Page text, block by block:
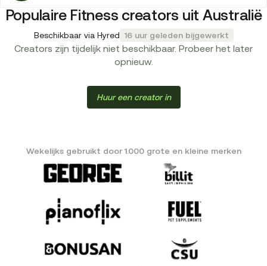
Populaire Fitness creators uit Australië
Beschikbaar via Hyred 16 uur geleden bijgewerkt
Creators zijn tijdelijk niet beschikbaar. Probeer het later
opnieuw.
Huur een creator in
Wekelijks gebruikt door 1.000 grote en kleine merken